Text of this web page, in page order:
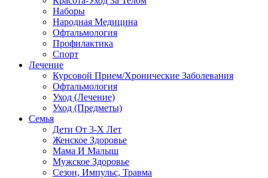
Наборы
Народная Медицина
Офтальмология
Профилактика
Спорт
Лечение
Курсовой Прием/Хронические Заболевания
Офтальмология
Уход (Лечение)
Уход (Предметы)
Семья
Дети От 3-Х Лет
Женское Здоровье
Мама И Малыш
Мужское Здоровье
Сезон, Импульс, Травма